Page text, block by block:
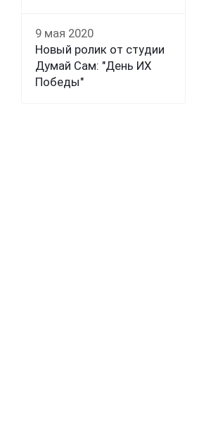
9 мая 2020
Новый ролик от студии
Думай Сам: "День ИХ
Победы"